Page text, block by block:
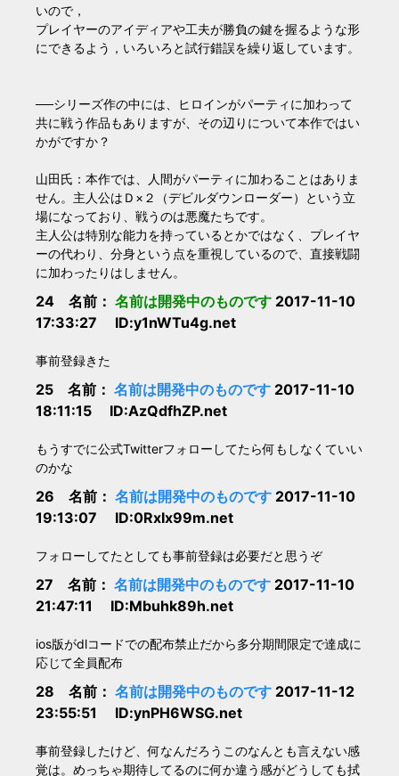
いので，
プレイヤーのアイディアや工夫が勝負の鍵を握るような形
にできるよう，いろいろと試行錯誤を繰り返しています。
──シリーズ作の中には、ヒロインがパーティに加わって
共に戦う作品もありますが、その辺りについて本作ではい
かがですか？
山田氏：本作では、人間がパーティに加わることはありま
せん。主人公はＤ×２（デビルダウンローダー）という立
場になっており、戦うのは悪魔たちです。
主人公は特別な能力を持っているとかではなく、プレイヤ
ーの代わり、分身という点を重視しているので、直接戦闘
に加わったりはしません。
24 名前： 名前は開発中のものです 2017-11-10
17:33:27 ID:y1nWTu4g.net
事前登録きた
25 名前： 名前は開発中のものです 2017-11-10
18:11:15 ID:AzQdfhZP.net
もうすでに公式Twitterフォローしてたら何もしなくていい
のかな
26 名前： 名前は開発中のものです 2017-11-10
19:13:07 ID:0RxIx99m.net
フォローしてたとしても事前登録は必要だと思うぞ
27 名前： 名前は開発中のものです 2017-11-10
21:47:11 ID:Mbuhk89h.net
ios版がdlコードでの配布禁止だから多分期間限定で達成に
応じて全員配布
28 名前： 名前は開発中のものです 2017-11-12
23:55:51 ID:ynPH6WSG.net
事前登録したけど、何なんだろうこのなんとも言えない感
覚は。めっちゃ期待してるのに何か違う感がどうしても拭